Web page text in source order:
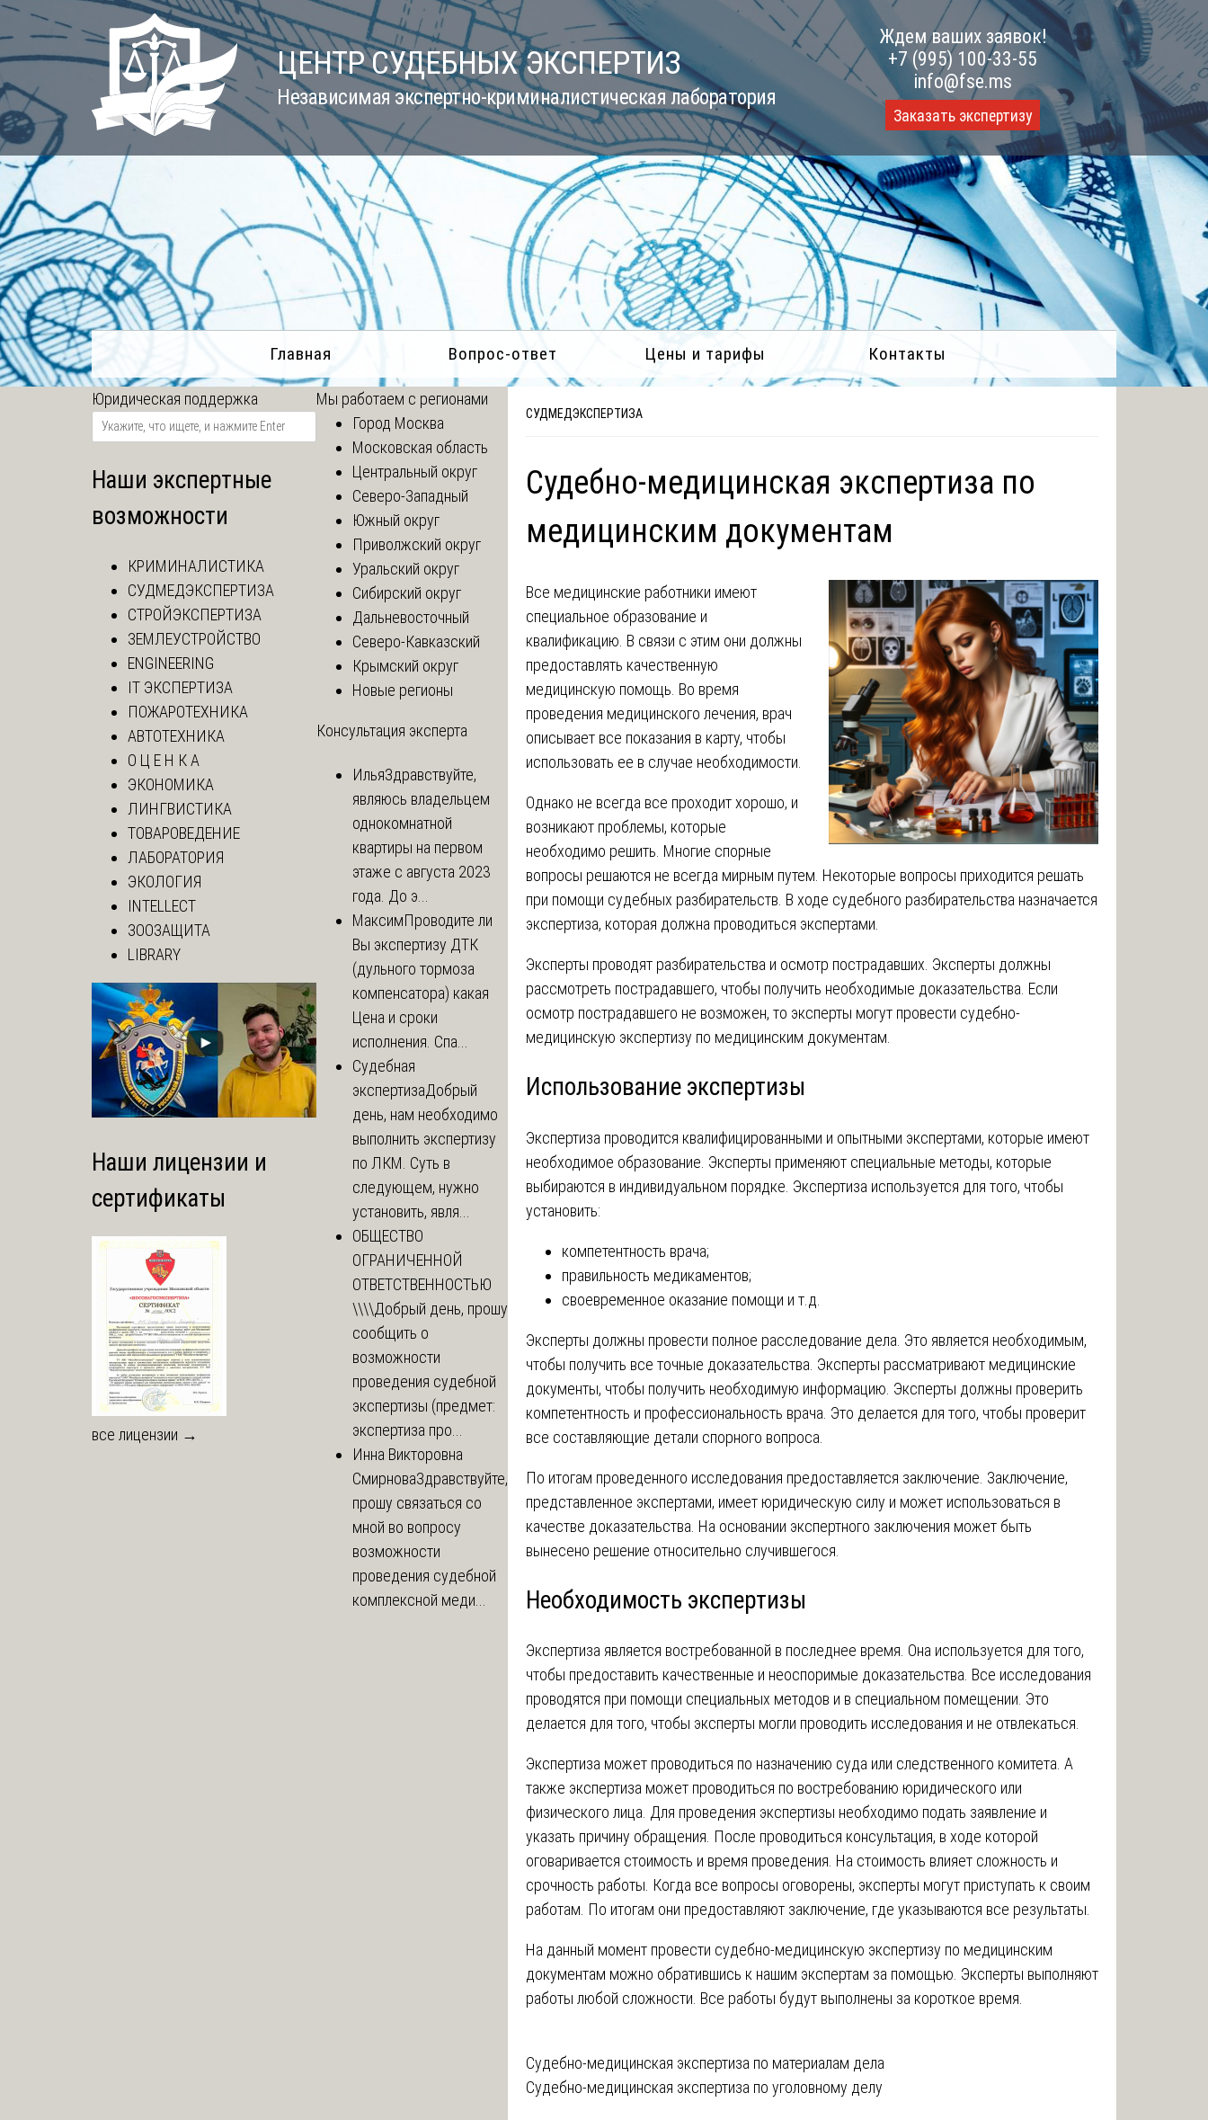
Skip
to
content
ЦЕНТР СУДЕБНЫХ ЭКСПЕРТИЗ
Независимая экспертно-криминалистическая лаборатория
Ждем ваших заявок!
+7 (995) 100-33-55
info@fse.ms
Заказать экспертизу
Главная Вопрос-ответ Цены и тарифы Контакты
СУДМЕДЭКСПЕРТИЗА
Судебно-медицинская экспертиза по
медицинским документам
Все медицинские работники имеют
специальное образование и
квалификацию. В связи с этим они должны
предоставлять качественную
медицинскую помощь. Во время
проведения медицинского лечения, врач
описывает все показания в карту, чтобы
использовать ее в случае необходимости.
Однако не всегда все проходит хорошо‚ и
возникают проблемы, которые
необходимо решить. Многие спорные
вопросы решаются не всегда мирным путем. Некоторые вопросы приходится решать
при помощи судебных разбирательств. В ходе судебного разбирательства назначается
экспертиза, которая должна проводиться экспертами.
Эксперты проводят разбирательства и осмотр пострадавших. Эксперты должны
рассмотреть пострадавшего, чтобы получить необходимые доказательства. Если
осмотр пострадавшего не возможен, то эксперты могут провести судебно-
медицинскую экспертизу по медицинским документам.
Использование экспертизы
Экспертиза проводится квалифицированными и опытными экспертами, которые имеют
необходимое образование. Эксперты применяют специальные методы, которые
выбираются в индивидуальном порядке. Экспертиза используется для того, чтобы
установить:
компетентность врача;
правильность медикаментов;
своевременное оказание помощи и т.д.
Эксперты должны провести полное расследование дела. Это является необходимым,
чтобы получить все точные доказательства. Эксперты рассматривают медицинские
документы, чтобы получить необходимую информацию. Эксперты должны проверить
компетентность и профессиональность врача. Это делается для того, чтобы проверит
все составляющие детали спорного вопроса.
По итогам проведенного исследования предоставляется заключение. Заключение‚
представленное экспертами‚ имеет юридическую силу и может использоваться в
качестве доказательства. На основании экспертного заключения может быть
вынесено решение относительно случившегося.
Необходимость экспертизы
Экспертиза является востребованной в последнее время. Она используется для того,
чтобы предоставить качественные и неоспоримые доказательства. Все исследования
проводятся при помощи специальных методов и в специальном помещении. Это
делается для того, чтобы эксперты могли проводить исследования и не отвлекаться.
Экспертиза может проводиться по назначению суда или следственного комитета. А
также экспертиза может проводиться по востребованию юридического или
физического лица. Для проведения экспертизы необходимо подать заявление и
указать причину обращения. После проводиться консультация, в ходе которой
оговаривается стоимость и время проведения. На стоимость влияет сложность и
срочность работы. Когда все вопросы оговорены‚ эксперты могут приступать к своим
работам. По итогам они предоставляют заключение, где указываются все результаты.
На данный момент провести судебно-медицинскую экспертизу по медицинским
документам можно обратившись к нашим экспертам за помощью. Эксперты выполняют
работы любой сложности. Все работы будут выполнены за короткое время.
Навигация
по
Судебно-медицинская экспертиза по материалам дела
Судебно-медицинская экспертиза по уголовному делу
Юридическая поддержка
Наши экспертные
возможности
КРИМИНАЛИСТИКА
СУДМЕДЭКСПЕРТИЗА
СТРОЙЭКСПЕРТИЗА
ЗЕМЛЕУСТРОЙСТВО
ENGINEERING
IT ЭКСПЕРТИЗА
ПОЖАРОТЕХНИКА
АВТОТЕХНИКА
О Ц Е Н К А
ЭКОНОМИКА
ЛИНГВИСТИКА
ТОВАРОВЕДЕНИЕ
ЛАБОРАТОРИЯ
ЭКОЛОГИЯ
INTELLECT
ЗООЗАЩИТА
LIBRARY
Наши лицензии и
сертификаты
все лицензии →
Мы работаем с регионами
Город Москва
Московская область
Центральный округ
Северо-Западный
Южный округ
Приволжский округ
Уральский округ
Сибирский округ
Дальневосточный
Северо-Кавказский
Крымский округ
Новые регионы
Консультация эксперта
ИльяЗдравствуйте,
являюсь владельцем
однокомнатной
квартиры на первом
этаже с августа 2023
года. До э...
МаксимПроводите ли
Вы экспертизу ДТК
(дульного тормоза
компенсатора) какая
Цена и сроки
исполнения. Спа...
Судебная
экспертизаДобрый
день, нам необходимо
выполнить экспертизу
по ЛКМ. Суть в
следующем, нужно
установить, явля...
ОБЩЕСТВО
ОГРАНИЧЕННОЙ
ОТВЕТСТВЕННОСТЬЮ
\\\\Добрый день, прошу
сообщить о
возможности
проведения судебной
экспертизы (предмет:
экспертиза про...
Инна Викторовна
СмирноваЗдравствуйте,
прошу связаться со
мной во вопросу
возможности
проведения судебной
комплексной меди...